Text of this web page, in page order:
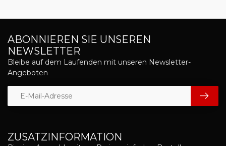
ZUSATZINFORMATION
ABONNIEREN SIE UNSEREN
NEWSLETTER
Bleibe auf dem Laufenden mit unseren Newsletter-
Angeboten